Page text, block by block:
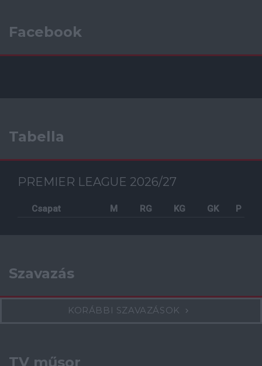
Facebook
Tabella
PREMIER LEAGUE 2026/27
Csapat M RG KG GK P
Szavazás
KORÁBBI SZAVAZÁSOK
TV műsor